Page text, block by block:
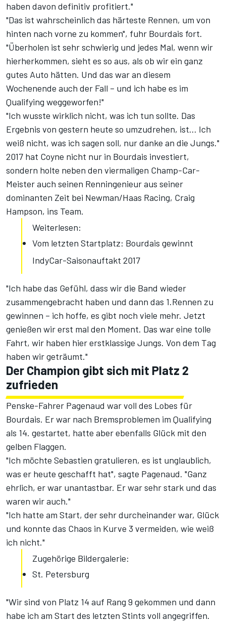
haben davon definitiv profitiert."
"Das ist wahrscheinlich das härteste Rennen, um von
hinten nach vorne zu kommen", fuhr Bourdais fort.
"Überholen ist sehr schwierig und jedes Mal, wenn wir
hierherkommen, sieht es so aus, als ob wir ein ganz
gutes Auto hätten. Und das war an diesem
Wochenende auch der Fall – und ich habe es im
Qualifying weggeworfen!"
"Ich wusste wirklich nicht, was ich tun sollte. Das
Ergebnis von gestern heute so umzudrehen, ist... Ich
weiß nicht, was ich sagen soll, nur danke an die Jungs."
2017 hat Coyne nicht nur in Bourdais investiert,
sondern holte neben den viermaligen Champ-Car-
Meister auch seinen Renningenieur aus seiner
dominanten Zeit bei Newman/Haas Racing, Craig
Hampson, ins Team.
Weiterlesen:
Vom letzten Startplatz: Bourdais gewinnt
IndyCar-Saisonauftakt 2017
"Ich habe das Gefühl, dass wir die Band wieder
zusammengebracht haben und dann das 1.Rennen zu
gewinnen – ich hoffe, es gibt noch viele mehr. Jetzt
genießen wir erst mal den Moment. Das war eine tolle
Fahrt, wir haben hier erstklassige Jungs. Von dem Tag
haben wir geträumt."
Der Champion gibt sich mit Platz 2
zufrieden
Penske-Fahrer Pagenaud war voll des Lobes für
Bourdais. Er war nach Bremsproblemen im Qualifying
als 14. gestartet, hatte aber ebenfalls Glück mit den
gelben Flaggen.
"Ich möchte Sebastien gratulieren, es ist unglaublich,
was er heute geschafft hat", sagte Pagenaud. "Ganz
ehrlich, er war unantastbar. Er war sehr stark und das
waren wir auch."
"Ich hatte am Start, der sehr durcheinander war, Glück
und konnte das Chaos in Kurve 3 vermeiden, wie weiß
ich nicht."
Zugehörige Bildergalerie:
St. Petersburg
"Wir sind von Platz 14 auf Rang 9 gekommen und dann
habe ich am Start des letzten Stints voll angegriffen.